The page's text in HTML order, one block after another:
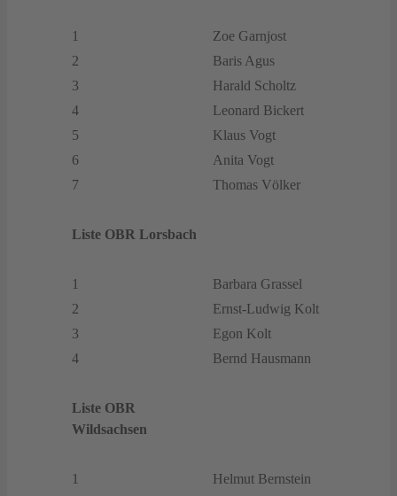
1
Zoe Garnjost
2
Baris Agus
3
Harald Scholtz
4
Leonard Bickert
5
Klaus Vogt
6
Anita Vogt
7
Thomas Völker
Liste OBR Lorsbach
1
Barbara Grassel
2
Ernst-Ludwig Kolt
3
Egon Kolt
4
Bernd Hausmann
Liste OBR
Wildsachsen
1
Helmut Bernstein